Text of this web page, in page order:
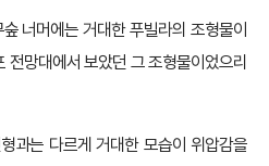
너머에는 거대한 푸빌라의 조형물이
망대에서 보았던 그 조형물이었으리
과는 다르게 거대한 모습이 위압감을